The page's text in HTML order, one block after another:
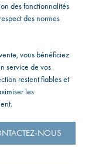
des fonctionnalités
des normes
vous bénéficiez
service de vos
restent fiables et
les
NOUS